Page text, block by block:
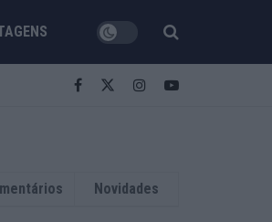
Novidades